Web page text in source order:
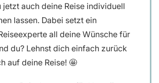
jetzt auch deine Reise individuell
lassen. Dabei setzt ein
all deine Wünsche für
du? Lehnst dich einfach zurück
auf deine Reise! 🤩